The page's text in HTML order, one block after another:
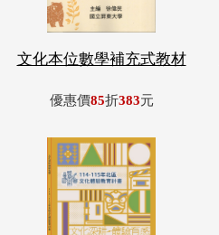
文化本位數學補充式教材
優惠價85折383元